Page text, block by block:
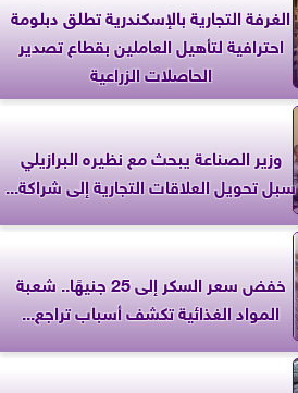
الغرفة التجارية بالإسكندرية تطلق دبلومة
احترافية لتأهيل العاملين بقطاع تصدير
الحاصلات الزراعية
وزير الصناعة يبحث مع نظيره البرازيلي
سبل تحويل العلاقات التجارية إلى شراكة...
خفض سعر السكر إلى 25 جنيهًا.. شعبة
المواد الغذائية تكشف أسباب تراجع...